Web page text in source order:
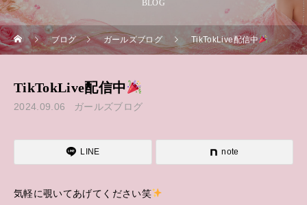
BLOG
ブログ ガールズブログ TikTokLive配信中
TikTokLive配信中
2024.09.06 ガールズブログ
LINE note
気軽に覗いてあげてください笑